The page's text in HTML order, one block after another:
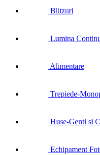
Blitzuri
Lumina
Alimentare
Trepiede-
Huse-Genti si
Echipament